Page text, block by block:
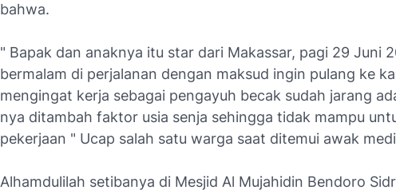
bahwa.
" Bapak dan anaknya itu star dari Makassar, pagi 29 Juni
bermalam di perjalanan dengan maksud ingin pulang ke
mengingat kerja sebagai pengayuh becak sudah jarang
nya ditambah faktor usia senja sehingga tidak mampu
pekerjaan " Ucap salah satu warga saat ditemui awak
Alhamdulilah setibanya di Mesjid Al Mujahidin Bendoro